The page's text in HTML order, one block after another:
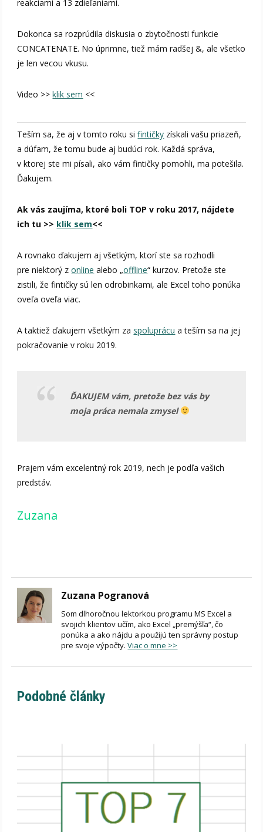
reakciami a 13 zdieľaniami.
Dokonca sa rozprúdila diskusia o zbytočnosti funkcie
CONCATENATE. No úprimne, tiež mám radšej &, ale všetko
je len vecou vkusu.
Video >>klik sem <<
Teším sa, že aj v tomto roku sifintičky získali vašu priazeň,
a dúfam, že tomu bude aj budúci rok. Každá správa,
v ktorej ste mi písali, ako vám fintičky pomohli, ma potešila.
Ďakujem.
Ak vás zaujíma, ktoré boli TOP v roku 2017, nájdete
ich tu >> klik sem<<
A rovnako ďakujem aj všetkým, ktorí ste sa rozhodli
pre niektorý zonline alebo „offline“ kurzov. Pretože ste
zistili, že fintičky sú len odrobinkami, ale Excel toho ponúka
oveľa oveľa viac.
A taktiež ďakujem všetkým za spoluprácu a teším sa na jej
pokračovanie v roku 2019.
ĎAKUJEM vám, pretože bez vás by
moja práca nemala zmysel
Prajem vám excelentný rok 2019, nech je podľa vašich
predstáv.
Zuzana
Zuzana Pogranová
Som dlhoročnou lektorkou programu MS Excel a
svojich klientov učím, ako Excel „premýšľa“, čo
ponúka a ako nájdu a použijú ten správny postup
pre svoje výpočty.Viac o mne >>
Podobné články